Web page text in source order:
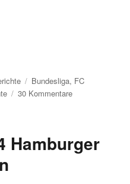
Schlagwörter
Bundesliga, FC
30 Kommentarezu
FC
Bayern
Hamburger